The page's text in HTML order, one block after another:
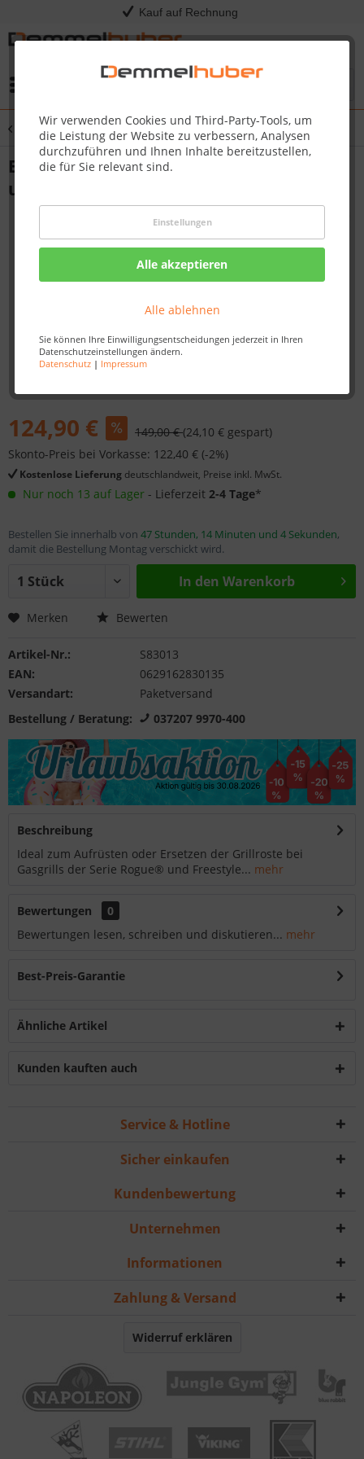
Kauf auf Rechnung
Wir verwenden Cookies und Third-Party-Tools, um
die Leistung der Website zu verbessern, Analysen
durchzuführen und Ihnen Inhalte bereitzustellen,
die für Sie relevant sind.
Einstellungen
Alle akzeptieren
Alle ablehnen
Sie können Ihre Einwilligungsentscheidungen jederzeit in Ihren
Datenschutzeinstellungen ändern.
Datenschutz| Impressum
Übersicht Grillroste
Edelstahl Grillrost 2-teilig für Rogue®
und Freestyle 425
124,90 € 149,00 €(24,10 € gespart)
Skonto-Preis bei Vorkasse: 122,40 € (-2%)
Kostenlose Lieferung deutschlandweit, Preise inkl. MwSt.
Nur noch 13 auf Lager - Lieferzeit 2-4 Tage*
Bestellen Sie innerhalb von 47 Stunden, 14 Minuten und 4 Sekunden,
damit die Bestellung Montag verschickt wird.
In den Warenkorb
Merken Bewerten
Artikel-Nr.:
S83013
EAN:
0629162830135
Versandart:
Paketversand
Bestellung / Beratung:
037207 9970-400
Beschreibung
Ideal zum Aufrüsten oder Ersetzen der Grillroste bei
Gasgrills der Serie Rogue® und Freestyle... mehr
Bewertungen
0
Bewertungen lesen, schreiben und diskutieren... mehr
Best-Preis-Garantie
Ähnliche Artikel
Kunden kauften auch
Service & Hotline
Sicher einkaufen
Kundenbewertung
Unternehmen
Informationen
Zahlung & Versand
Widerruf erklären